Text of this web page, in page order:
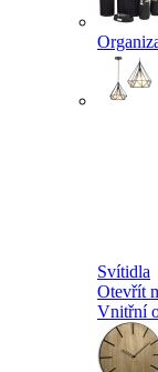
Svítidla
Otevřít
Vnitřní